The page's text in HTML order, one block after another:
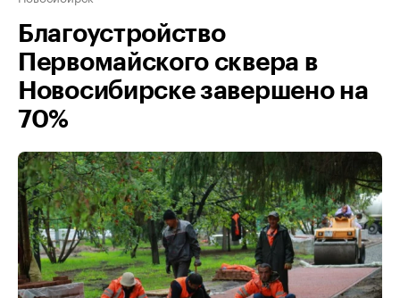
Благоустройство
Первомайского сквера в
Новосибирске завершено на
70%